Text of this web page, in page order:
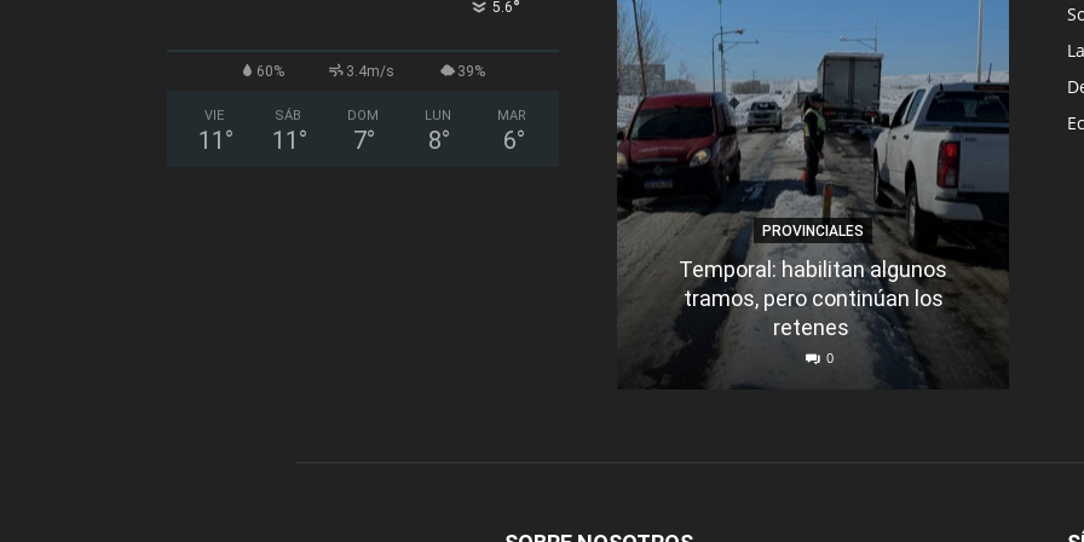
5.6°
60% 3.4m/s 39%
VIE
11 °
SÁB
11 °
DOM
7°
LUN
8°
MAR
6°
PROVINCIALES
Temporal: habilitan algunos
tramos, pero continúan los
retenes
0